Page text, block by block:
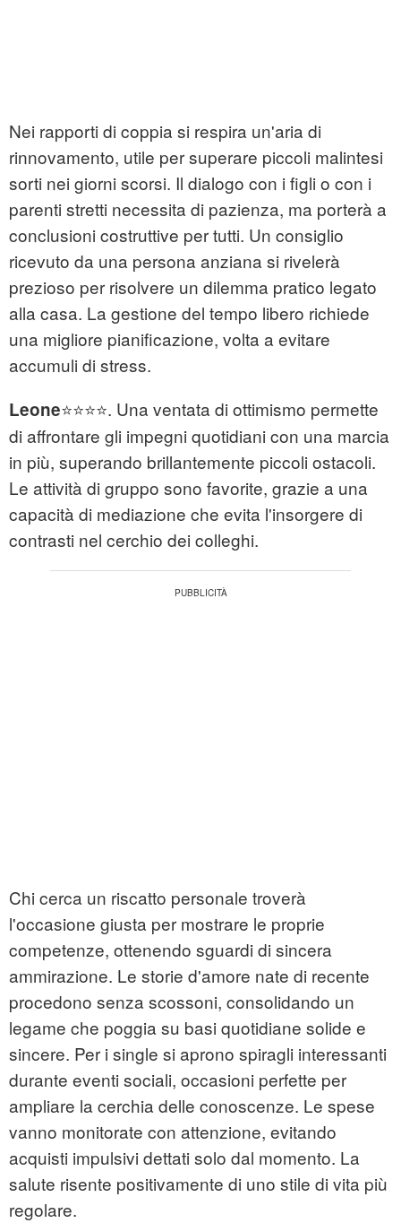
Nei rapporti di coppia si respira un'aria di
rinnovamento, utile per superare piccoli malintesi
sorti nei giorni scorsi. Il dialogo con i figli o con i
parenti stretti necessita di pazienza, ma porterà a
conclusioni costruttive per tutti. Un consiglio
ricevuto da una persona anziana si rivelerà
prezioso per risolvere un dilemma pratico legato
alla casa. La gestione del tempo libero richiede
una migliore pianificazione, volta a evitare
accumuli di stress.
Leone⭐⭐⭐⭐. Una ventata di ottimismo permette
di affrontare gli impegni quotidiani con una marcia
in più, superando brillantemente piccoli ostacoli.
Le attività di gruppo sono favorite, grazie a una
capacità di mediazione che evita l'insorgere di
contrasti nel cerchio dei colleghi.
Chi cerca un riscatto personale troverà
l'occasione giusta per mostrare le proprie
competenze, ottenendo sguardi di sincera
ammirazione. Le storie d'amore nate di recente
procedono senza scossoni, consolidando un
legame che poggia su basi quotidiane solide e
sincere. Per i single si aprono spiragli interessanti
durante eventi sociali, occasioni perfette per
ampliare la cerchia delle conoscenze. Le spese
vanno monitorate con attenzione, evitando
acquisti impulsivi dettati solo dal momento. La
salute risente positivamente di uno stile di vita più
regolare.